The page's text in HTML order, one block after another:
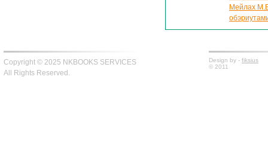
Мейлах
Copyright © 2025 NKBOOKS SERVICES
All Rights Reserved.
Design by - fiksius
© 2011